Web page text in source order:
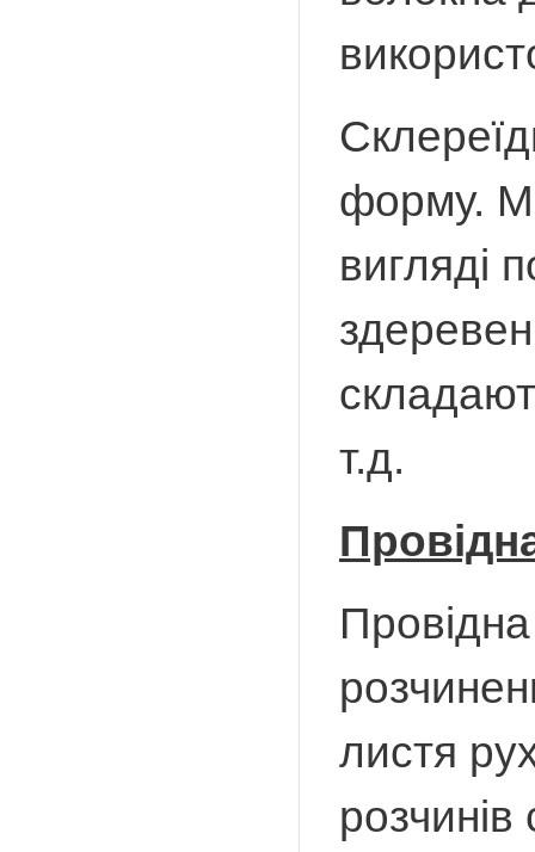
форму.
вигляді
т.д.
листя
розчинів